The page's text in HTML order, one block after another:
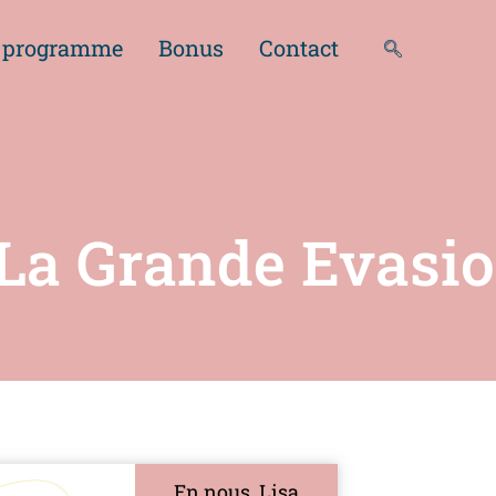
Bonus Contact
Au programme Bonus Contact
Grande